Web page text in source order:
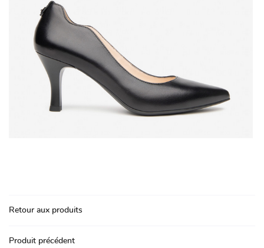
boutique
Retour aux produits
Produit précédent